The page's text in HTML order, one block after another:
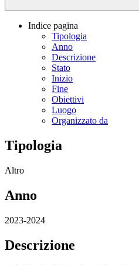
Indice pagina
Tipologia
Anno
Descrizione
Stato
Inizio
Fine
Obiettivi
Luogo
Organizzato da
Tipologia
Altro
Anno
2023-2024
Descrizione